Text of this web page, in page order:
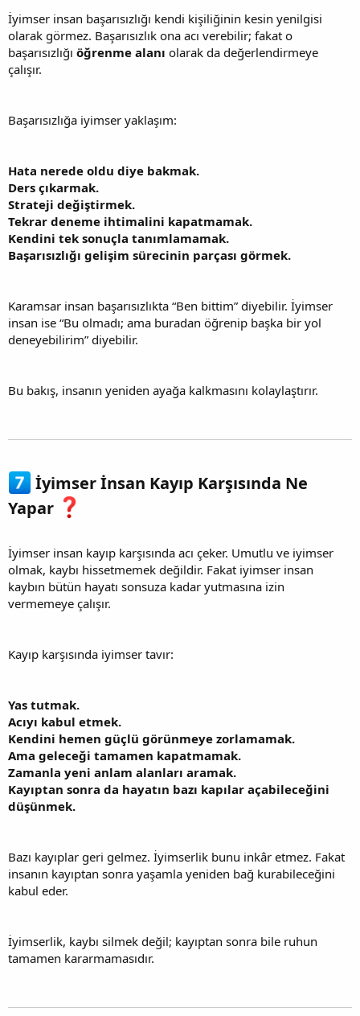
İyimser insan başarısızlığı kendi kişiliğinin kesin yenilgisi
olarak görmez. Başarısızlık ona acı verebilir; fakat o
başarısızlığı öğrenme alanı olarak da değerlendirmeye
çalışır.
Başarısızlığa iyimser yaklaşım:
Hata nerede oldu diye bakmak.
Ders çıkarmak.
Strateji değiştirmek.
Tekrar deneme ihtimalini kapatmamak.
Kendini tek sonuçla tanımlamamak.
Başarısızlığı gelişim sürecinin parçası görmek.
Karamsar insan başarısızlıkta “Ben bittim” diyebilir. İyimser
insan ise “Bu olmadı; ama buradan öğrenip başka bir yol
deneyebilirim” diyebilir.
Bu bakış, insanın yeniden ayağa kalkmasını kolaylaştırır.
İyimser İnsan Kayıp Karşısında Ne
Yapar
İyimser insan kayıp karşısında acı çeker. Umutlu ve iyimser
olmak, kaybı hissetmemek değildir. Fakat iyimser insan
kaybın bütün hayatı sonsuza kadar yutmasına izin
vermemeye çalışır.
Kayıp karşısında iyimser tavır:
Yas tutmak.
Acıyı kabul etmek.
Kendini hemen güçlü görünmeye zorlamamak.
Ama geleceği tamamen kapatmamak.
Zamanla yeni anlam alanları aramak.
Kayıptan sonra da hayatın bazı kapılar açabileceğini
düşünmek.
Bazı kayıplar geri gelmez. İyimserlik bunu inkâr etmez. Fakat
insanın kayıptan sonra yaşamla yeniden bağ kurabileceğini
kabul eder.
İyimserlik, kaybı silmek değil; kayıptan sonra bile ruhun
tamamen kararmamasıdır.